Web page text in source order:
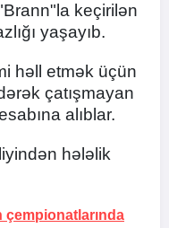
keçirilən
yaşayıb.
həll etmək üçün
çatışmayan
alıblar.
hələlik
çempionatlarında